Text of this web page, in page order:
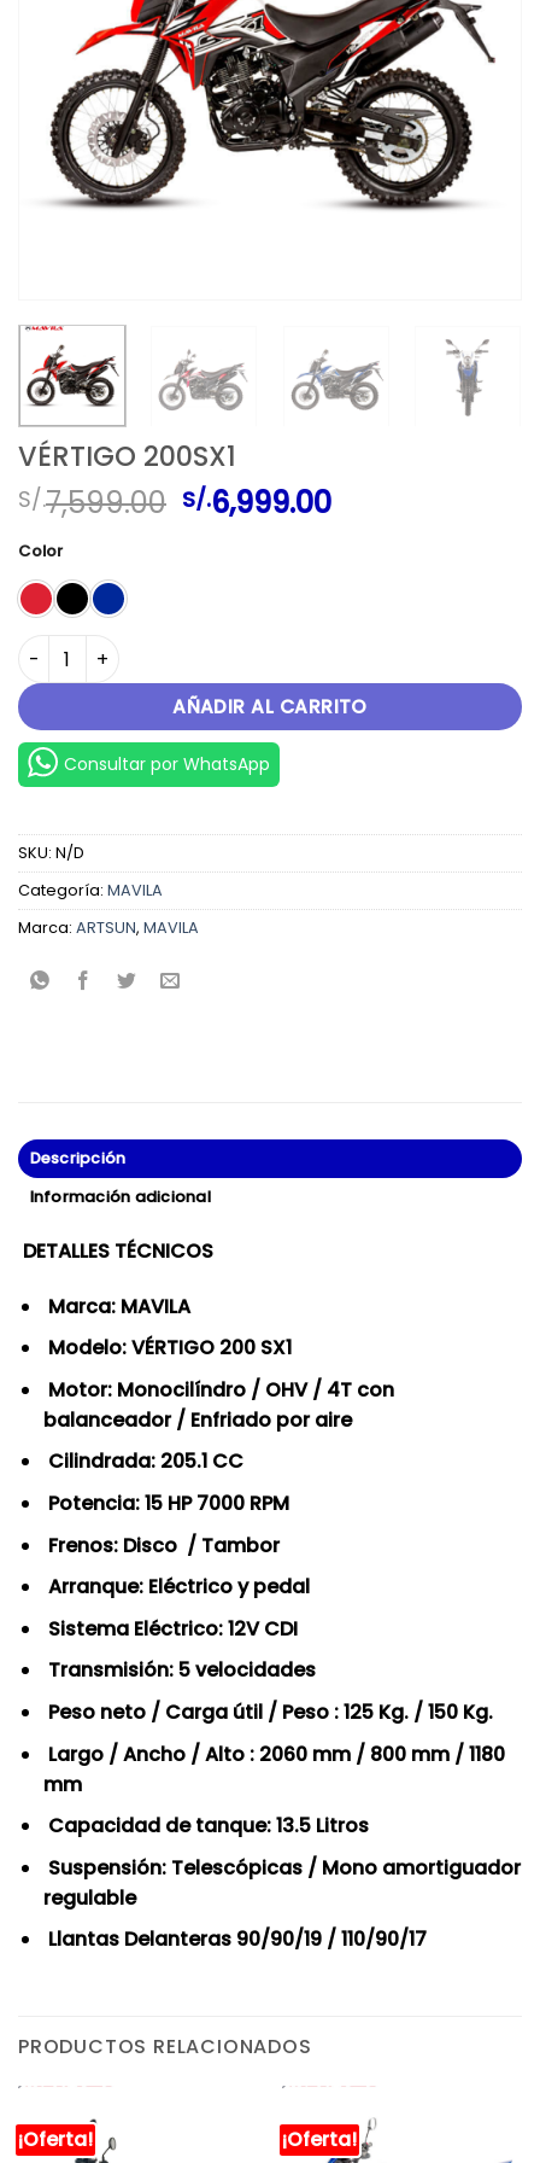
VÉRTIGO 200SX1
S/.7,599.00 El
precio
S/.6,999.00El
Color
VÉRTIGO 200SX1 cantidad
AÑADIR AL CARRITO
Consultar por WhatsApp
SKU: N/D
Categoría: MAVILA
Marca: ARTSUN, MAVILA
Descripción
Información adicional
DETALLES TÉCNICOS
Marca: MAVILA
Modelo: VÉRTIGO 200 SX1
Motor: Monocilíndro / OHV / 4T con
balanceador / Enfriado por aire
Cilindrada: 205.1 CC
Potencia: 15 HP 7000 RPM
Frenos: Disco / Tambor
Arranque: Eléctrico y pedal
Sistema Eléctrico: 12V CDI
Transmisión: 5 velocidades
Peso neto / Carga útil / Peso : 125 Kg. / 150 Kg.
Largo / Ancho / Alto : 2060 mm / 800 mm / 1180
mm
Capacidad de tanque: 13.5 Litros
Suspensión: Telescópicas / Mono amortiguador
regulable
Llantas Delanteras 90/90/19 / 110/90/17
PRODUCTOS RELACIONADOS
¡Oferta! ¡Oferta!